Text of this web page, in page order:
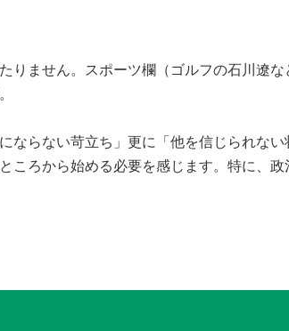
ません。スポーツ欄（ゴルフの石川遼な
ならない苛立ち」更に「他を信じられない
ころから始める必要を感じます。特に、